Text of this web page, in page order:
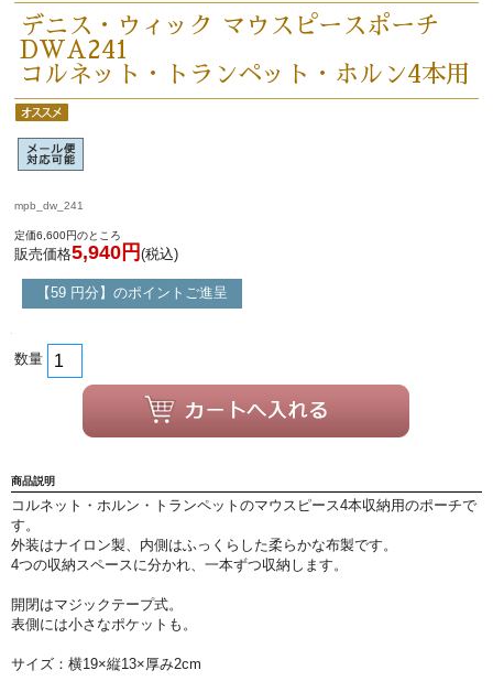
デニス・ウィック マウスピースポーチ
DWA241
コルネット・トランペット・ホルン4本用
mpb_dw_241
定価6,600円のところ
販売価格5,940円 (税込)
【59 円分】のポイントご進呈
数量
商品説明
コルネット・ホルン・トランペットのマウスピース4本収納用のポーチで
す。
外装はナイロン製、内側はふっくらした柔らかな布製です。
4つの収納スペースに分かれ、一本ずつ収納します。
開閉はマジックテープ式。
表側には小さなポケットも。
サイズ：横19×縦13×厚み2cm
よくあるご質問 会社紹介
特定商取引法 プライバシー・ポリシー